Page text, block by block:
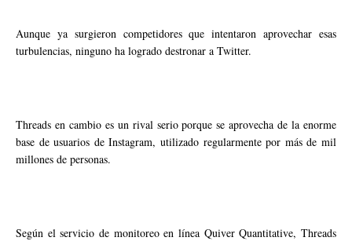
Aunque ya surgieron competidores que intentaron aprovechar esas
turbulencias, ninguno ha logrado destronar a Twitter.
Threads en cambio es un rival serio porque se aprovecha de la enorme
base de usuarios de Instagram, utilizado regularmente por más de mil
millones de personas.
Según el servicio de monitoreo en línea Quiver Quantitative, Threads